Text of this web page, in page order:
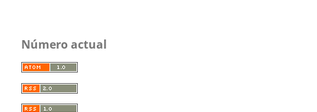
Número actual